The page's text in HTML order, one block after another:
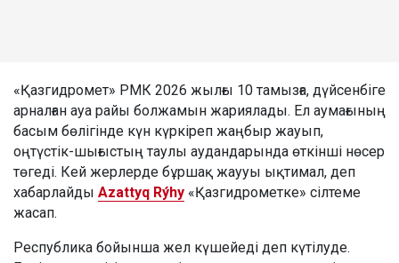
«Қазгидромет» РМК 2026 жылғы 10 тамызға, дүйсенбіге
арналған ауа райы болжамын жариялады. Ел аумағының
басым бөлігінде күн күркіреп жаңбыр жауып,
оңтүстік-шығыстың таулы аудандарында өткінші нөсер
төгеді. Кей жерлерде бұршақ жаууы ықтимал, деп
хабарлайды Azattyq Rýhy «Қазгидрометке» сілтеме
жасап.
Республика бойынша жел күшейеді деп күтілуде.